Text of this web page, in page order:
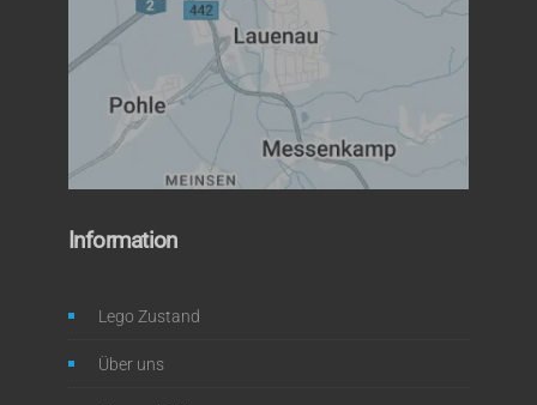
Information
Lego Zustand
Über uns